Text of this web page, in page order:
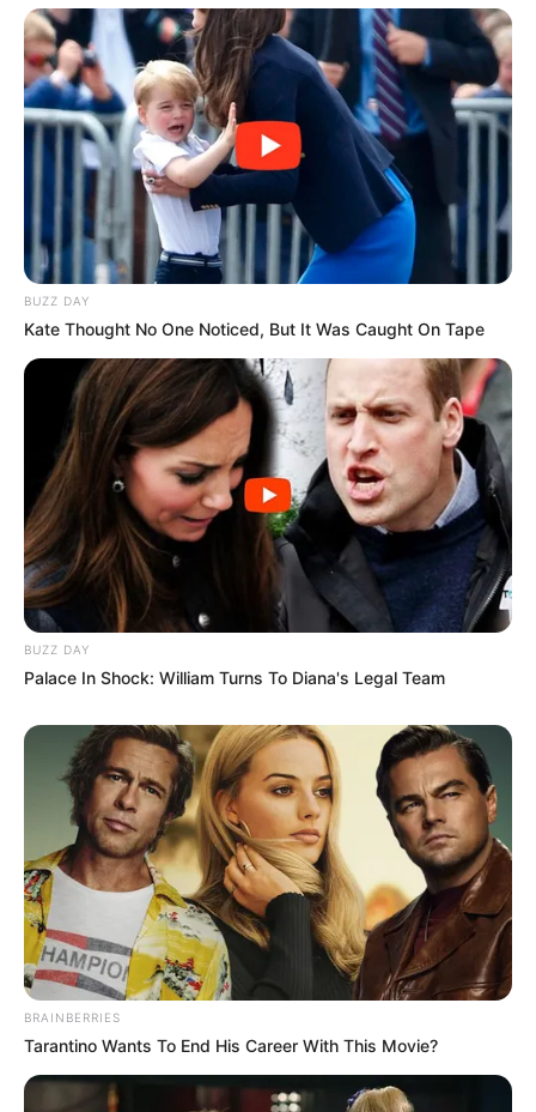
BUZZ DAY
Kate Thought No One Noticed, But It Was Caught On Tape
BUZZ DAY
Palace In Shock: William Turns To Diana's Legal Team
BRAINBERRIES
Tarantino Wants To End His Career With This Movie?